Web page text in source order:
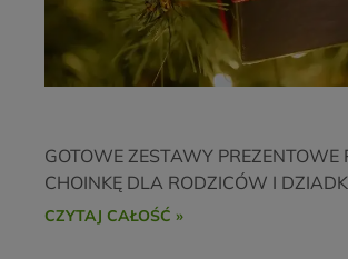
GOTOWE ZESTAWY PREZENTOWE
CHOINKĘ DLA RODZICÓW I
CZYTAJ CAŁOŚĆ »